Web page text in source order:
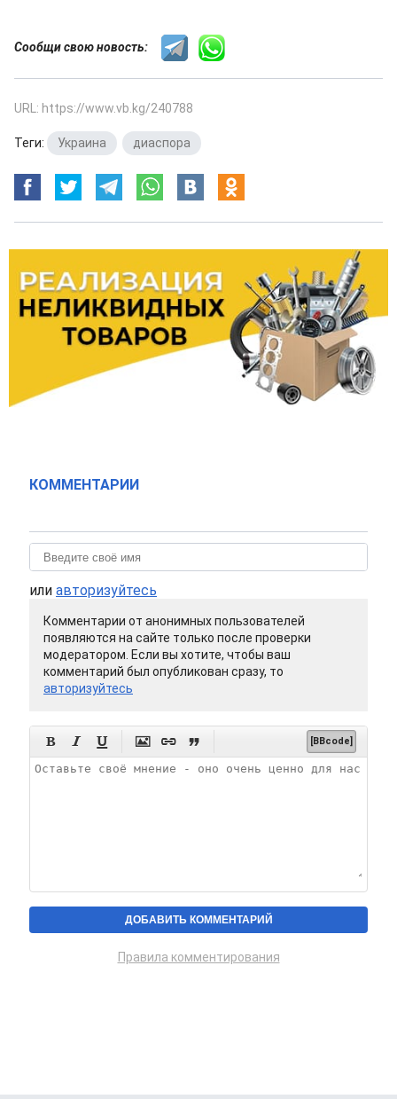
Сообщи свою новость:
URL: https://www.vb.kg/240788
Теги: Украина диаспора
КОММЕНТАРИИ
или авторизуйтесь
Комментарии от анонимных пользователей
появляются на сайте только после проверки
модератором. Если вы хотите, чтобы ваш
комментарий был опубликован сразу, то
авторизуйтесь
      [BBcode]
Правила комментирования